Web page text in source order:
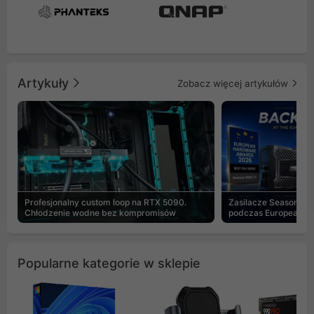
Artykuły Zobacz więcej artykułów
Profesjonalny custom loop na RTX 5090.
Chłodzenie wodne bez kompromisów
Zasilacze Seasonic
podczas European
Popularne kategorie w sklepie